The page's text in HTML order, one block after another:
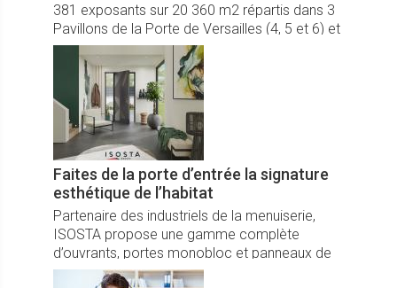
381 exposants sur 20 360 m2 répartis dans 3
Pavillons de la Porte de Versailles (4, 5 et 6) et
9 secteurs, de nombreux temps forts et
conférences : Equipbaie – Metalexpo
s’annonce comme un moment incontournable
pour la filière de la menuiserie, fermeture et de
la métallerie en 2024
Faites de la porte d’entrée la signature
esthétique de l’habitat
Partenaire des industriels de la menuiserie,
ISOSTA propose une gamme complète
d’ouvrants, portes monobloc et panneaux de
portes d’entrée aluminium. Le fabriquant lance